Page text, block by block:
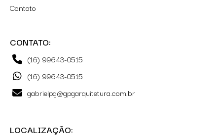
Contato
CONTATO:
(16) 99643-0515
(16) 99643-0515
gabrielpg@gpgarquitetura.com.br
LOCALIZAÇÃO: